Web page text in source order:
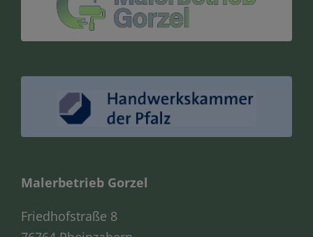
Malerbetrieb Gorzel
Friedhofstraße 8